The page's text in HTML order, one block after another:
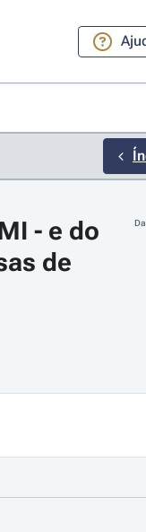
- e do
de